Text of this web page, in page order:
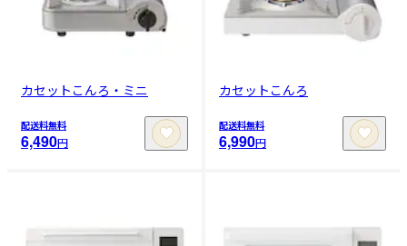
カセットこんろ・ミニ
配送料無料
6,490円
カセットこんろ
配送料無料
6,990円